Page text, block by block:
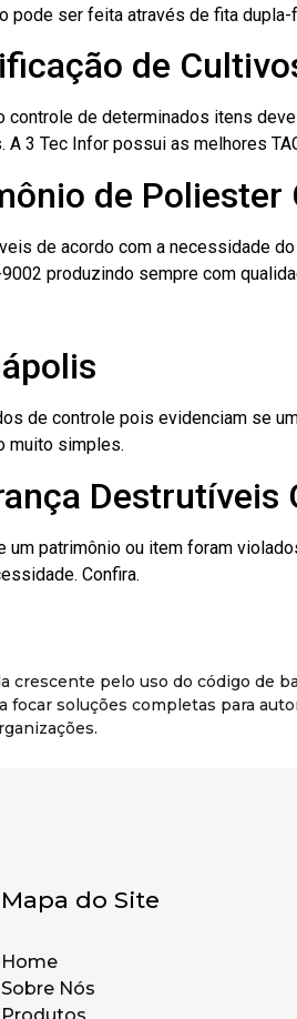
pode ser feita através de fita dupla-
de
controle de determinados itens
3 Tec Infor possui as melhores
de Poliester
de acordo com a necessidade
produzindo sempre com
de controle pois evidenciam se
muito simples.
Destrutíveis
um patrimônio ou item foram
Confira.
crescente pelo uso do código de
focar soluções completas para
Mapa do Site
Home
Sobre Nós